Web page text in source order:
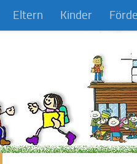
Eltern Kinder